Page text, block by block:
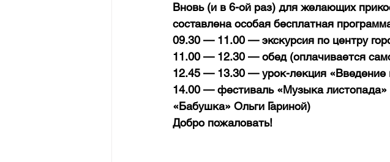
Вновь (и в 6-ой раз) для желающих
составлена особая бесплатная
09.30 — 11.00 — экскурсия по центру
11.00 — 12.30 — обед (оплачивается
12.45 — 13.30 — урок-лекция
14.00 — фестиваль «Музыка
«Бабушка» Ольги Гариной)
Добро пожаловать!